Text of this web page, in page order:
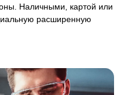
Наличными, картой или
расширенную